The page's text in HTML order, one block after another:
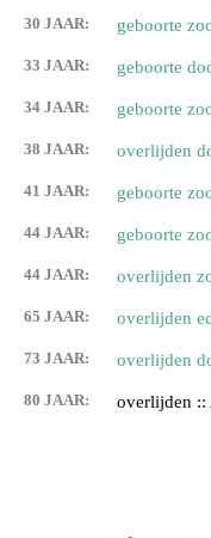
30 JAAR: geboorte
33 JAAR: geboorte
34 JAAR: geboorte
38 JAAR: overlijden
41 JAAR: geboorte
44 JAAR: geboorte
44 JAAR: overlijden
65 JAAR: overlijden
73 JAAR: overlijden
80 JAAR: overlijden ::